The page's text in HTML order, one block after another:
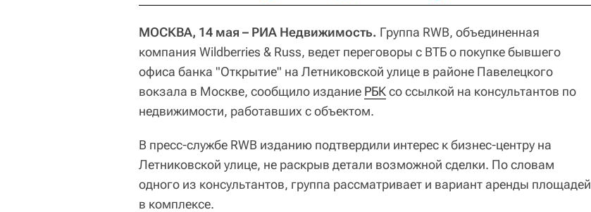
МОСКВА, 14 мая – РИА Недвижимость. Группа RWB, объединенная
компания Wildberries & Russ, ведет переговоры с ВТБ о покупке бывшего
офиса банка "Открытие" на Летниковской улице в районе Павелецкого
вокзала в Москве, сообщило издание РБКсо ссылкой на консультантов по
недвижимости, работавших с объектом.
В пресс-службе RWB изданию подтвердили интерес к бизнес-центру на
Летниковской улице, не раскрыв детали возможной сделки. По словам
одного из консультантов, группа рассматривает и вариант аренды площадей
в комплексе.